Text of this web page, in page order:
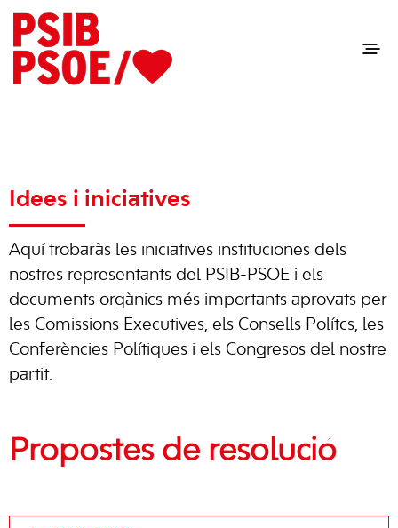
Idees i iniciatives
Aquí trobaràs les iniciatives instituciones dels
nostres representants del PSIB-PSOE i els
documents orgànics més importants aprovats per
les Comissions Executives, els Consells Polítcs, les
Conferències Polítiques i els Congresos del nostre
partit.
Propostes de resolució